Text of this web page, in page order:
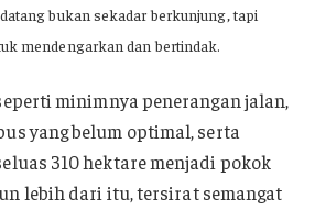
bukan sekadar berkunjung, tapi
mendengarkan dan bertindak.
minimnya penerangan jalan,
yang belum optimal, serta
310 hektare menjadi pokok
lebih dari itu, tersirat semangat